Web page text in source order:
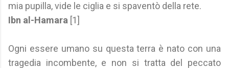
mia pupilla, vide le ciglia e si spaventò della rete.
Ibn al-Hamara [1]
Ogni essere umano su questa terra è nato con una
tragedia incombente, e non si tratta del peccato